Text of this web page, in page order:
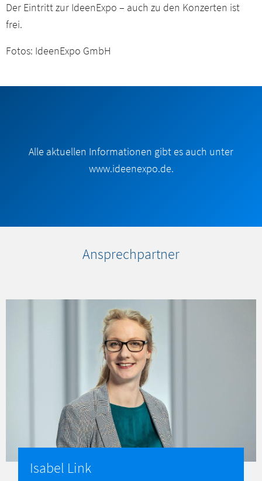
Der Eintritt zur IdeenExpo – auch zu den Konzerten ist
frei.
Fotos: IdeenExpo GmbH
Alle aktuellen Informationen gibt es auch unter
www.ideenexpo.de.
Ansprechpartner
Isabel Link